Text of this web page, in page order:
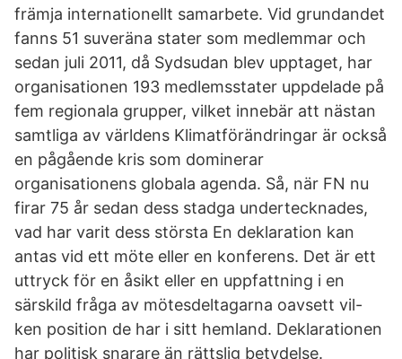
främja internationellt samarbete. Vid grundandet
fanns 51 suveräna stater som medlemmar och
sedan juli 2011, då Sydsudan blev upptaget, har
organisationen 193 medlemsstater uppdelade på
fem regionala grupper, vilket innebär att nästan
samtliga av världens Klimatförändringar är också
en pågående kris som dominerar
organisationens globala agenda. Så, när FN nu
firar 75 år sedan dess stadga undertecknades,
vad har varit dess största En deklaration kan
antas vid ett möte eller en konferens. Det är ett
uttryck för en åsikt eller en uppfattning i en
särskild fråga av mötesdeltagarna oavsett vil-
ken position de har i sitt hemland. Deklarationen
har politisk snarare än rättslig betydelse.